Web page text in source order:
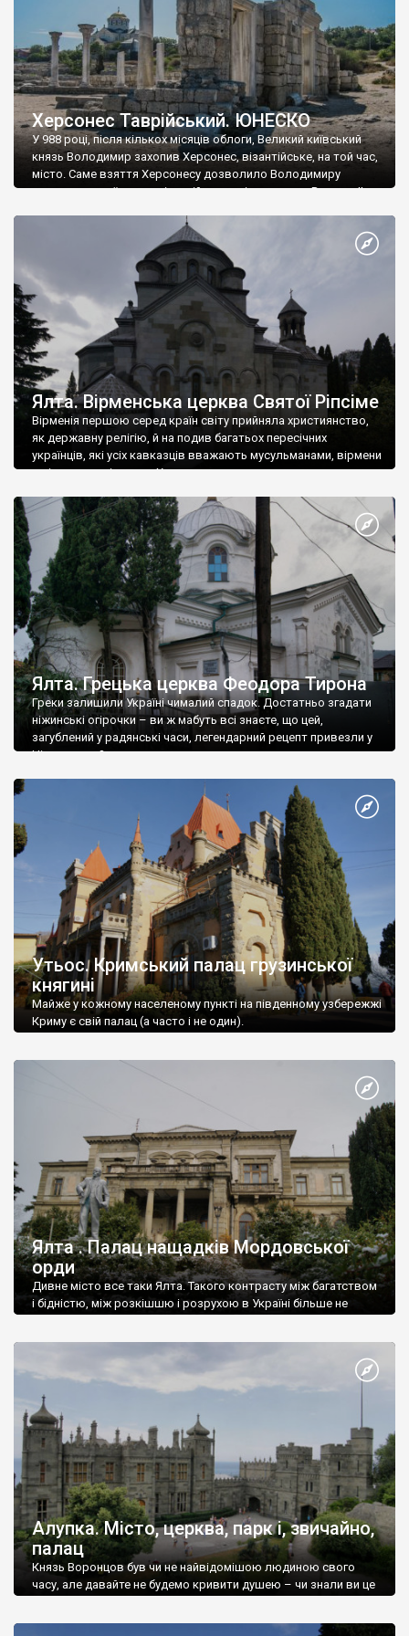
Херсонес Таврійський. ЮНЕСКО
У 988 році, після кількох місяців облоги, Великий київський
князь Володимир захопив Херсонес, візантійське, на той час,
місто. Саме взяття Херсонесу дозволило Володимиру
диктувати свої умови візантійському імператору Василю ІІ, та
Херсонесі Володимир-язичник, став Василем-християнином.
А потім було Хрещення Русі. На честь Херсонесу Таврійського
Ялта. Вірменська церква Святої Ріпсіме
Вірменія першою серед країн світу прийняла християнство,
як державну релігію, й на подив багатьох пересічних
українців, які усіх кавказців вважають мусульманами, вірмени
є відданими вірянами Христа
Ялта. Грецька церква Феодора Тирона
Греки залишили Україні чималий спадок. Достатньо згадати
ніжинські огірочки – ви ж мабуть всі знаєте, що цей,
загублений у радянські часи, легендарний рецепт привезли у
Ніжин греки?
Утьос. Кримський палац грузинської
княгині
Майже у кожному населеному пункті на південному узбережжі
Криму є свій палац (а часто і не один).
Ялта . Палац нащадків Мордовської
орди
Дивне місто все таки Ялта. Такого контрасту між багатством
і бідністю, між розкішшю і розрухою в Україні більше не
Алупка. Місто, церква, парк і, звичайно,
палац
Князь Воронцов був чи не найвідомішою людиною свого
часу, але давайте не будемо кривити душею – чи знали ви це